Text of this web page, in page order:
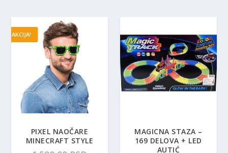
AKCIJA!
PIXEL NAOČARE
MINECRAFT STYLE
MAGICNA STAZA –
169 DELOVA + LED
AUTIĆ